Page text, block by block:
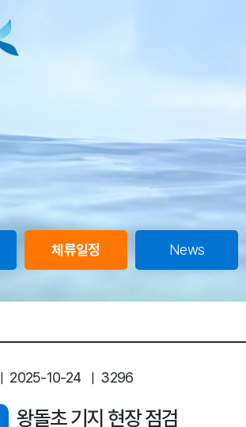
커뮤니티
공지사항
체류일정
체류일정 News
2025-10-24 3296
왕돌초 기지 현장 점검